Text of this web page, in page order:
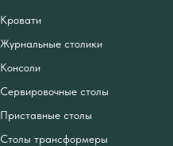
Кровати
Журнальные столики
Консоли
Сервировочные столы
Приставные столы
Столы трансформеры